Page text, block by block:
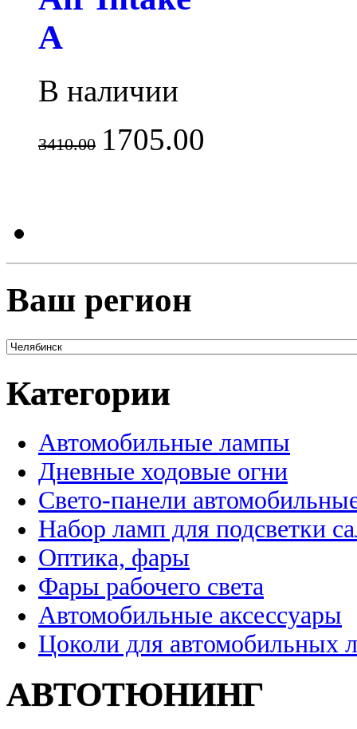
A
В наличии
3410.00 1705.00
Ваш регион
Категории
Автомобильные лампы
Дневные ходовые огни
Свето-панели
Набор ламп для подсветки
Оптика, фары
Фары рабочего света
Автомобильные аксессуары
Цоколи для автомобильных
АВТОТЮНИНГ